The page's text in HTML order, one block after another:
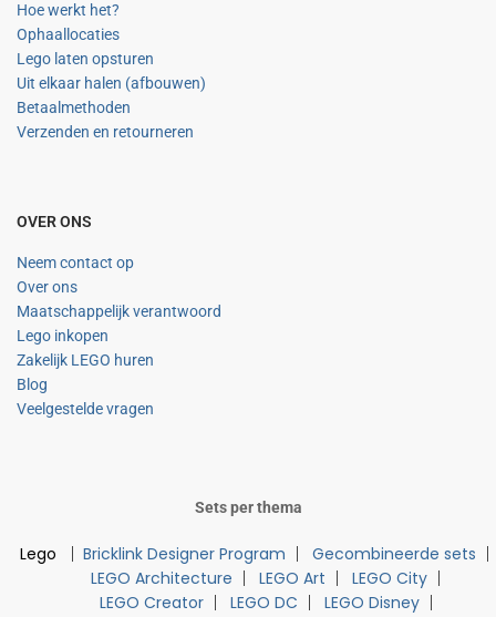
Hoe werkt het?
Ophaallocaties
Lego laten opsturen
Uit elkaar halen (afbouwen)
Betaalmethoden
Verzenden en retourneren
OVER ONS
Neem contact op
Over ons
Maatschappelijk verantwoord
Lego inkopen
Zakelijk LEGO huren
Blog
Veelgestelde vragen
Sets per thema
Lego Bricklink Designer Program
Gecombineerde sets
LEGO Architecture
LEGO Art
LEGO City
LEGO Creator
LEGO DC
LEGO Disney